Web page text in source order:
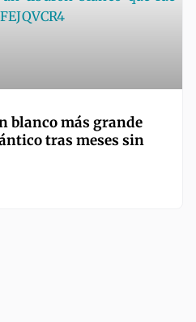
blanco más grande
tras meses sin